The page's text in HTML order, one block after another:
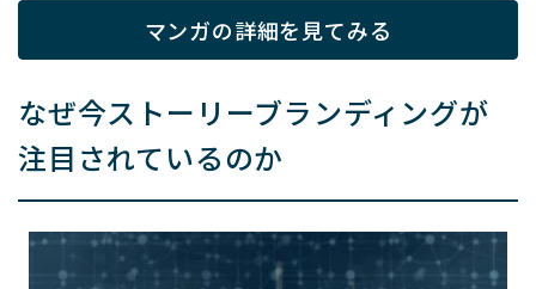
マンガの詳細を見てみる
なぜ今ストーリーブランディングが
注目されているのか